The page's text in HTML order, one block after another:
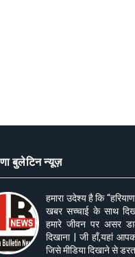
बुलेटिन न्यूज़
हमारा उदेश्य है कि
खबर सच्चाई के साथ
हमारे जीवन पर असर
दिखाना | जी हाँ,यहां
जिसे मीडिया दिखाने से